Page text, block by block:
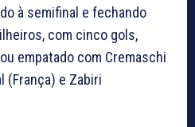
à semifinal e fechando
com cinco gols,
empatado com Cremaschi
(França) e Zabiri